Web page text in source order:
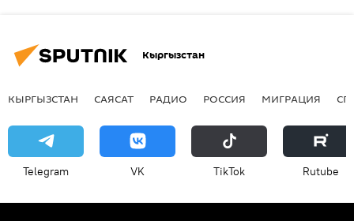
Кыргызстан
КЫРГЫЗСТАН САЯСАТ РАДИО РОССИЯ МИГРАЦИЯ
Telegram VK ТikТоk Rutube